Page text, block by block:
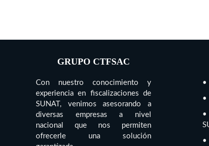
GRUPO CTFSAC
Con nuestro conocimiento y
experiencia en fiscalizaciones de
SUNAT, venimos asesorando a
diversas empresas a nivel
nacional que nos permiten
ofrecerle una solución
•
•
•
•